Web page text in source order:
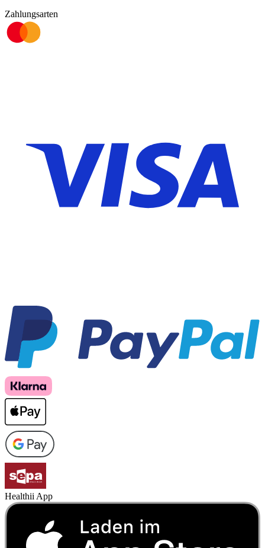
Zahlungsarten
Healthii App